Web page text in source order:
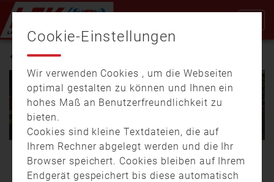
FREIMANN
27.07.16:04
Wieder einsatzbereit
Nach dem schweren
Brand, in ihrer eigenen
Fahrzeughalle, letzte
21.07.08:20
Feuerwehrhaus
Normalerweise wird die
Freiwillige Feuerwehr
Freimann selbst zu
WEITERE BEITRÄGE
Cookie-Einstellungen
Wir verwenden Cookies , um die Webseiten
optimal gestalten zu können und Ihnen ein
hohes Maß an Benutzerfreundlichkeit zu
bieten.
Cookies sind kleine Textdateien, die auf
Ihrem Rechner abgelegt werden und die Ihr
Browser speichert. Cookies bleiben auf Ihrem
Endgerät gespeichert bis diese automatisch